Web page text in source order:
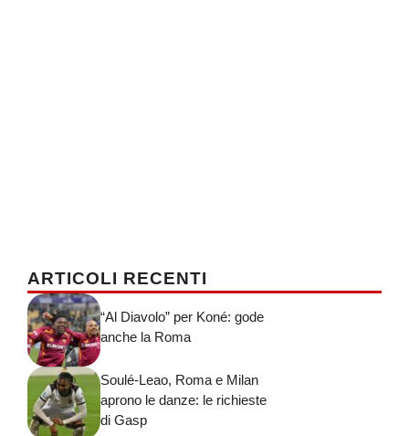
ARTICOLI RECENTI
“Al Diavolo” per Koné: gode
anche la Roma
Soulé-Leao, Roma e Milan
aprono le danze: le richieste
di Gasp